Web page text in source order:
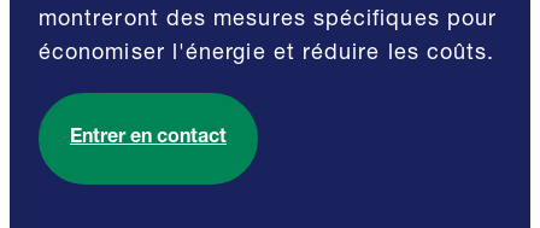
montreront des mesures spécifiques pour
économiser l'énergie et réduire les coûts.
Entrer en contact